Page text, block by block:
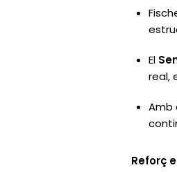
El
real,
Amb
Reforç